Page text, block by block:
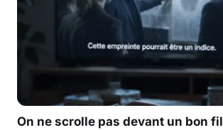
On ne scrolle pas devant un bon